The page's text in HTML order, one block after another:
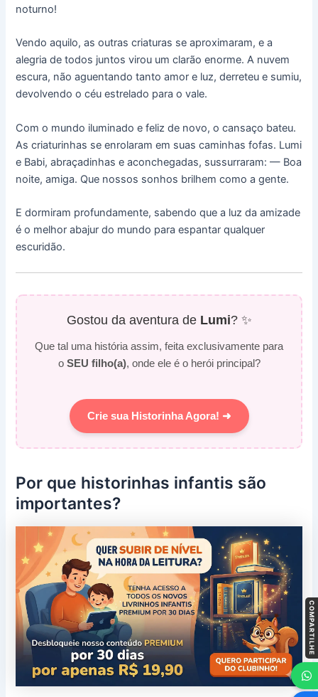
noturno!
Vendo aquilo, as outras criaturas se aproximaram, e a
alegria de todos juntos virou um clarão enorme. A nuvem
escura, não aguentando tanto amor e luz, derreteu e sumiu,
devolvendo o céu estrelado para o vale.
Com o mundo iluminado e feliz de novo, o cansaço bateu.
As criaturinhas se enrolaram em suas caminhas fofas. Lumi
e Babi, abraçadinhas e aconchegadas, sussurraram: — Boa
noite, amiga. Que nossos sonhos brilhem como a gente.
E dormiram profundamente, sabendo que a luz da amizade
é o melhor abajur do mundo para espantar qualquer
escuridão.
Gostou da aventura de Lumi? ✨
Que tal uma história assim, feita exclusivamente para
o SEU filho(a), onde ele é o herói principal?
Crie sua Historinha Agora! ➜
Por que historinhas infantis são
importantes?
COMPARTILHE